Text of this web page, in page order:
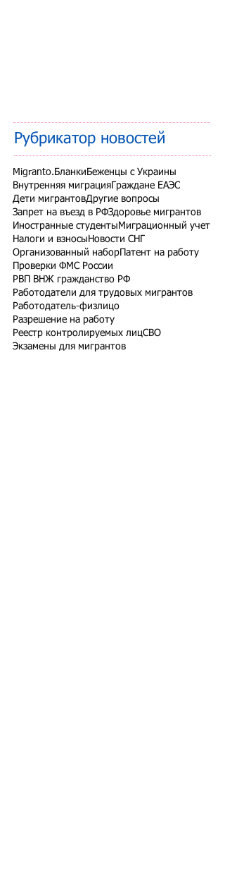
Рубрикатор новостей
Migranto.Бланки Беженцы с Украины
Внутренняя миграцияГраждане ЕАЭС
Дети мигрантовДругие вопросы
Запрет на въезд в РФЗдоровье мигрантов
Иностранные студенты Миграционный учет
Налоги и взносы Новости СНГ
Организованный наборПатент на работу
Проверки ФМС России
РВП ВНЖ гражданство РФ
Работодатели для трудовых мигрантов
Работодатель-физлицо
Разрешение на работу
Реестр контролируемых лицСВО
Экзамены для мигрантов